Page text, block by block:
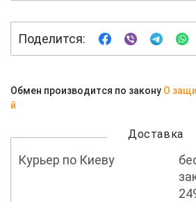
Поделится:
Обмен производится по закону О
й
Доставка
Курьер по Киеву